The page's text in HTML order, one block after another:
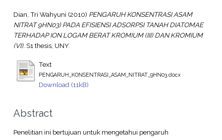
Dian, Tri Wahyuni (2010) PENGARUH KONSENTRASI ASAM
NITRAT 9HN03) PADA EFISIENSI ADSORPSI TANAH DIATOMAE
TERHADAP ION LOGAM BERAT KROMIUM (III) DAN KROMIUM
(VI). S1 thesis, UNY.
Text
PENGARUH_KONSENTRASI_ASAM_NITRAT_9HN03.docx
Download (11kB)
Abstract
Penelitian ini bertujuan untuk mengetahui pengaruh